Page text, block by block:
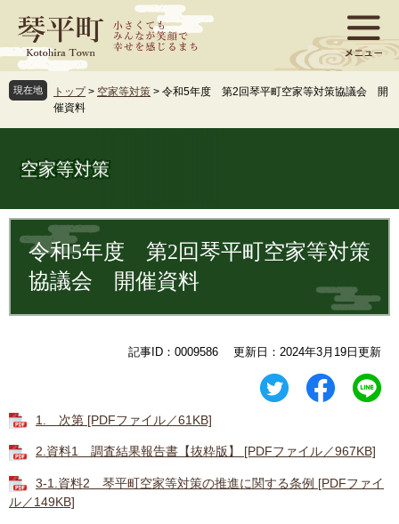
ジ
先
頭
ュ
を
飛
現在地 トップ > 空家等対策 > 令和5年度 第2回琴平町空家等対策協議会 開
催資料
空家等対策
文 令和5年度 第2回琴平町空家等対策
協議会 開催資料
記事ID：0009586 更新日：2024年3月19日更新
1. 次第 [PDFファイル／61KB]
2.資料1 調査結果報告書【抜粋版】 [PDFファイル／967KB]
3-1.資料2 琴平町空家等対策の推進に関する条例 [PDFファイ
ル／149KB]